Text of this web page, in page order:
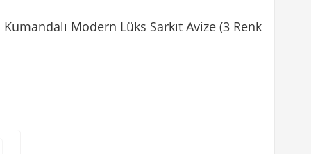
Modern Lüks Sarkıt Avize (3 Renk